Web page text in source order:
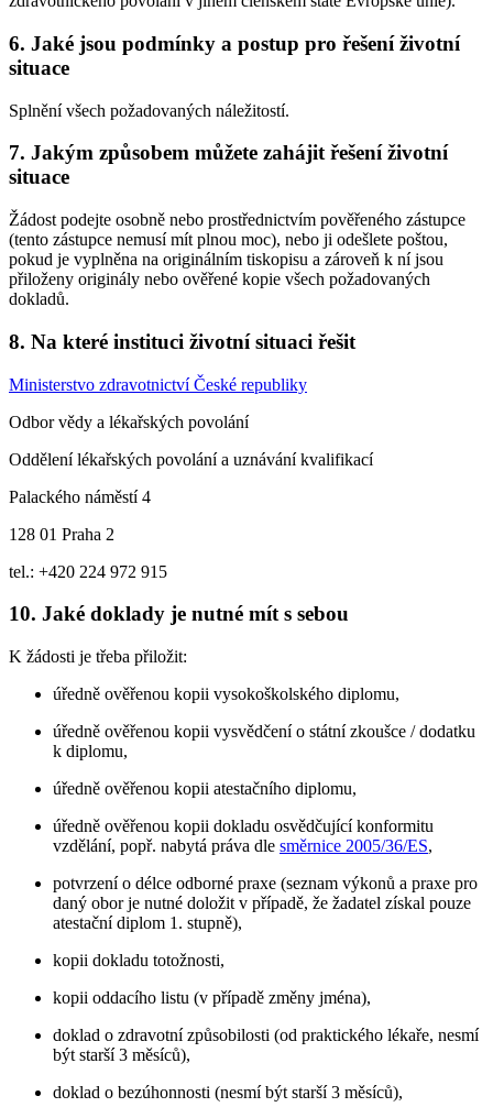
6. Jaké jsou podmínky a postup pro řešení životní
situace
Splnění všech požadovaných náležitostí.
7. Jakým způsobem můžete zahájit řešení životní
situace
Žádost podejte osobně nebo prostřednictvím pověřeného zástupce
(tento zástupce nemusí mít plnou moc), nebo ji odešlete poštou,
pokud je vyplněna na originálním tiskopisu a zároveň k ní jsou
přiloženy originály nebo ověřené kopie všech požadovaných
dokladů.
8. Na které instituci životní situaci řešit
Ministerstvo zdravotnictví České republiky
Odbor vědy a lékařských povolání
Oddělení lékařských povolání a uznávání kvalifikací
Palackého náměstí 4
128 01 Praha 2
tel.: +420 224 972 915
10. Jaké doklady je nutné mít s sebou
K žádosti je třeba přiložit:
úředně ověřenou kopii vysokoškolského diplomu,
úředně ověřenou kopii vysvědčení o státní zkoušce / dodatku
k diplomu,
úředně ověřenou kopii atestačního diplomu,
úředně ověřenou kopii dokladu osvědčující konformitu
vzdělání, popř. nabytá práva dle směrnice 2005/36/ES,
potvrzení o délce odborné praxe (seznam výkonů a praxe pro
daný obor je nutné doložit v případě, že žadatel získal pouze
atestační diplom 1. stupně),
kopii dokladu totožnosti,
kopii oddacího listu (v případě změny jména),
doklad o zdravotní způsobilosti (od praktického lékaře, nesmí
být starší 3 měsíců),
doklad o bezúhonnosti (nesmí být starší 3 měsíců),